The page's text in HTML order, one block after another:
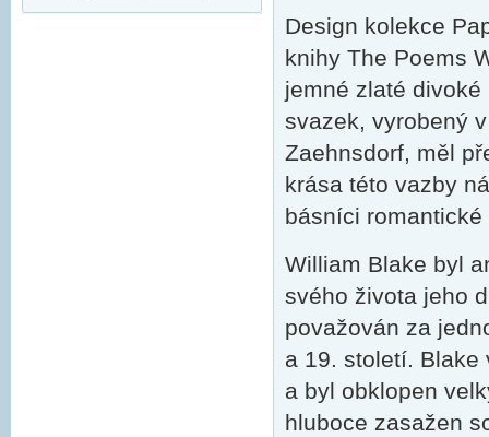
Design kolekce
knihy The Poems
jemné zlaté
svazek, vyrobený
Zaehnsdorf, měl
krása této vazby
básníci
William Blake byl
svého života jeho
považován za
a 19. století. Blake
a byl obklopen
hluboce zasažen